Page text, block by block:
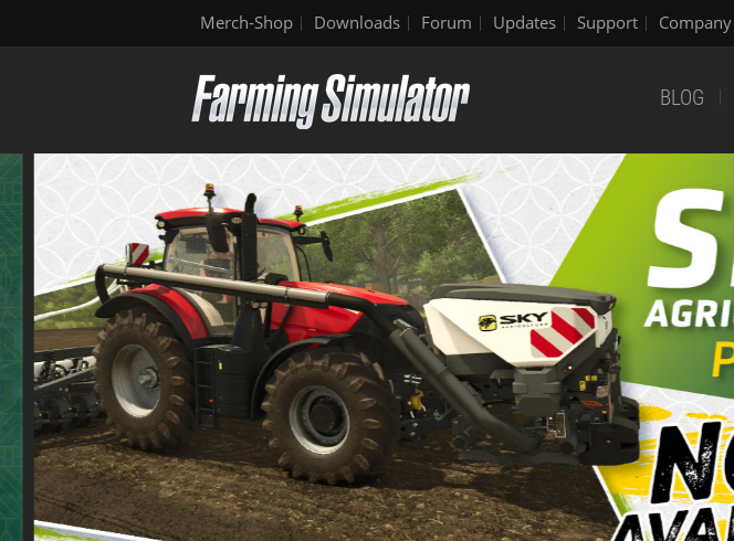
Merch-Shop Downloads Forum Updates Support Company
BLOG